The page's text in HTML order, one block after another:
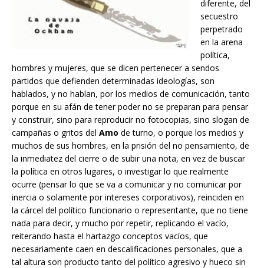
diferente, del
secuestro
perpetrado
en la arena
política,
hombres y mujeres, que se dicen pertenecer a sendos
partidos que defienden determinadas ideologías, son
hablados, y no hablan, por los medios de comunicación, tanto
porque en su afán de tener poder no se preparan para pensar
y construir, sino para reproducir no fotocopias, sino slogan de
campañas o gritos del Amo de turno, o porque los medios y
muchos de sus hombres, en la prisión del no pensamiento, de
la inmediatez del cierre o de subir una nota, en vez de buscar
la política en otros lugares, o investigar lo que realmente
ocurre (pensar lo que se va a comunicar y no comunicar por
inercia o solamente por intereses corporativos), reinciden en
la cárcel del político funcionario o representante, que no tiene
nada para decir, y mucho por repetir, replicando el vacío,
reiterando hasta el hartazgo conceptos vacíos, que
necesariamente caen en descalificaciones personales, que a
tal altura son producto tanto del político agresivo y hueco sin